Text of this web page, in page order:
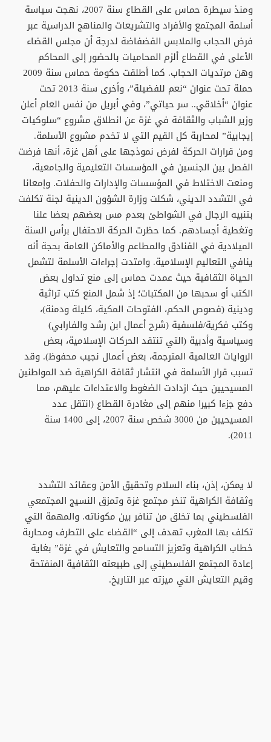
ومنذ سيطرة حماس على القطاع سنة 2007، نهجت سياسة
أسلمة المجتمع والأفراد والتشريعات والمناهج الدراسية عبر
فرض الحجاب والملابس الفضفاضة لدرجة أن مجلس القضاء
الأعلى في القطاع ألزم المحاميات بالحضور إلى المحاكم
وهن مرتديات الحجاب. كما أطلقت حكومة حماس سنة 2009
حملة تحت عنوان “نعم للفضيلة”، وأخرى سنة 2013 تحت
عنوان “أخلاقي.. سر حياتي”، وفي أبريل من نفس العام أعلن
وزير الشباب والثقافة في غزة عن انطلاق مشروع “سلوكيات
إيجابية” لمحاربة كل القيم التي لا تخدم مشروع الأسلمة.
ومن قرارات الحركة لفرض نموذجها على أهل غزة، أنها فرضت
الفصل بين الجنسين في المؤسسات التعليمية والجامعية،
ومنعت الاختلاط في المؤسسات والإدارات والحفلات. وإمعانا
في التشدد الديني، شكلت وزارة الشؤون الدينية لجنة تكلفت
بتنبيه الرجال في الشواطئ بعدم مس بعضهم بعضا علنا
وتغطية أجسادهم. كما حظرت الحركة الاحتفال برأس السنة
الميلادية في الفنادق والمطاعم والأماكن العامة بحجة أنه
ينافي التعاليم الإسلامية. وامتدت إجراءات الأسلمة لتشمل
الحياة الثقافية حيث عمدت حماس إلى منع تداول بعض
الكتب أو سحبها من المكتبات؛ إذ شمل المنع كتب تراثية
ودينية (فصوص الحكم، الفتوحات المكية، كليلة ودمنة)،
وكتب فكرية/فلسفية (شرح أعمال ابن رشد والفارابي)
وسياسية وأدبية (التي تنتقد الحركات الإسلامية، بعض
الروايات العالمية المترجمة، بعض أعمال نجيب محفوظ). وقد
تسبب قرار الأسلمة في انتشار ثقافة الكراهية ضد المواطنين
المسيحيين حيث ازدادت الضغوط والاعتداءات عليهم، مما
دفع جزءا كبيرا منهم إلى مغادرة القطاع (انتقل عدد
المسيحيين من 3000 شخص سنة 2007، إلى 1400 سنة
2011).
لا يمكن، إذن، بناء السلام وتحقيق الأمن وعقائد التشدد
وثقافة الكراهية تنخر مجتمع غزة وتمزق النسيج المجتمعي
الفلسطيني بما تخلق من تنافر بين مكوناته. والمهمة التي
تكلف بها المغرب تهدف إلى “القضاء على التطرف ومحاربة
خطاب الكراهية وتعزيز التسامح والتعايش في غزة” بغاية
إعادة المجتمع الفلسطيني إلى طبيعته الثقافية المنفتحة
وقيم التعايش التي ميزته عبر التاريخ.